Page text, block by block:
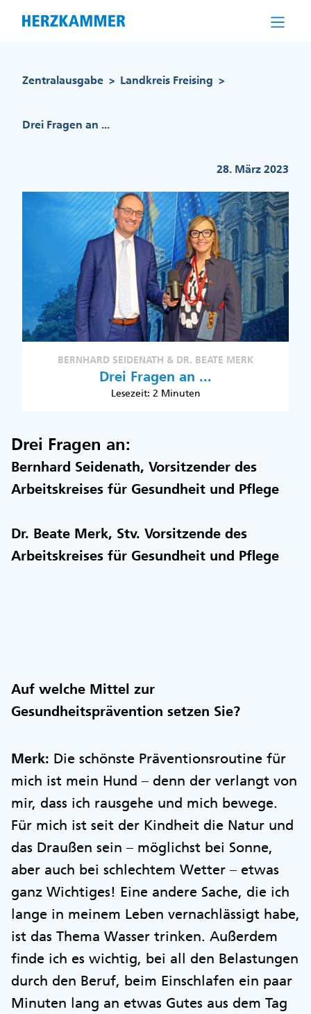
Zentralausgabe > Landkreis Freising >
Drei Fragen an ...
28. März 2023
BERNHARD SEIDENATH & DR. BEATE MERK
Drei Fragen an ...
Lesezeit: 2 Minuten
Drei Fragen an:
Bernhard Seidenath, Vorsitzender des
Arbeitskreises für Gesundheit und Pflege
Dr. Beate Merk, Stv. Vorsitzende des
Arbeitskreises für Gesundheit und Pflege
Auf welche Mittel zur
Gesundheitsprävention setzen Sie?
Merk: Die schönste Präventionsroutine für
mich ist mein Hund – denn der verlangt von
mir, dass ich rausgehe und mich bewege.
Für mich ist seit der Kindheit die Natur und
das Draußen sein – möglichst bei Sonne,
aber auch bei schlechtem Wetter – etwas
ganz Wichtiges! Eine andere Sache, die ich
lange in meinem Leben vernachlässigt habe,
ist das Thema Wasser trinken. Außerdem
finde ich es wichtig, bei all den Belastungen
durch den Beruf, beim Einschlafen ein paar
Minuten lang an etwas Gutes aus dem Tag